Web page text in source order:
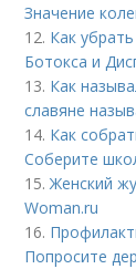
Значение
12. Как
Ботокса и
13. Как
славяне
14. Как
Соберите
15.Женский
Woman.ru
16.
Попросите